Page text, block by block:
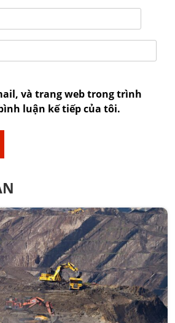
và trang web trong trình
luận kế tiếp của tôi.